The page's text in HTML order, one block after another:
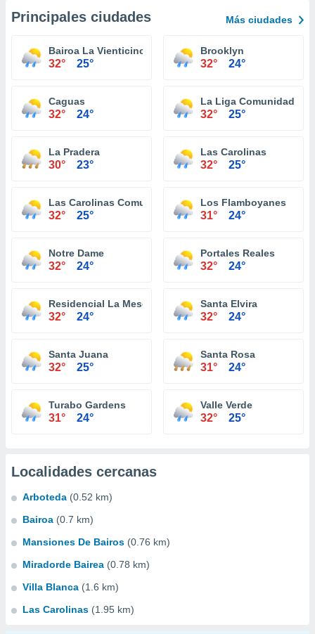
Principales ciudades Más ciudades
Bairoa La Vienticinco Comunidad
32° 25°
Brooklyn
32° 24°
Caguas
32° 24°
La Liga Comunidad
32° 25°
La Pradera
30° 23°
Las Carolinas
32° 25°
Las Carolinas Comunidad
32° 25°
Los Flamboyanes
31° 24°
Notre Dame
32° 24°
Portales Reales
32° 24°
Residencial La Meseta
32° 24°
Santa Elvira
32° 24°
Santa Juana
32° 25°
Santa Rosa
31° 24°
Turabo Gardens
31° 24°
Valle Verde
32° 25°
Localidades cercanas
Arboteda (0.52 km)
Bairoa (0.7 km)
Mansiones De Bairos (0.76 km)
Miradorde Bairea (0.78 km)
Villa Blanca (1.6 km)
Las Carolinas (1.95 km)